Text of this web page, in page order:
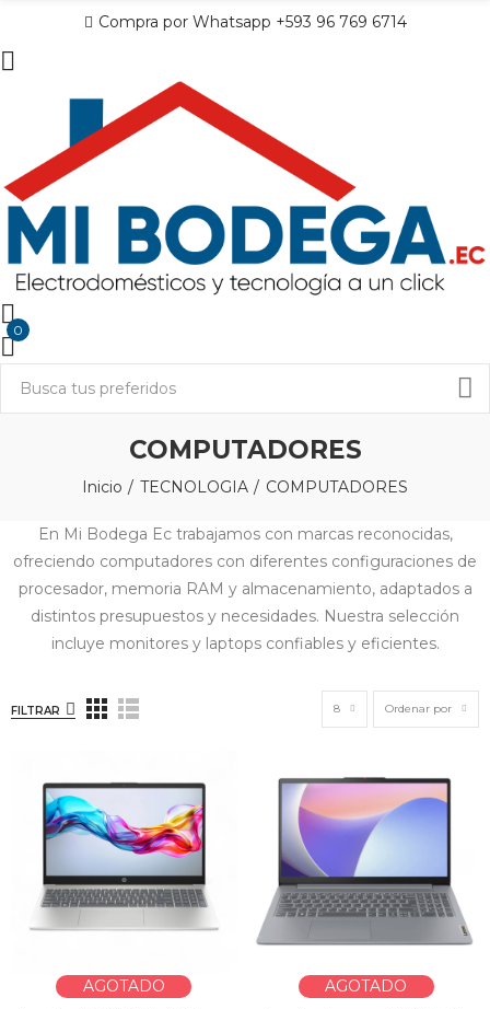
Compra por Whatsapp +593 96 769 6714
0
COMPUTADORES
Inicio TECNOLOGIA COMPUTADORES
En Mi Bodega Ec trabajamos con marcas reconocidas,
ofreciendo computadores con diferentes configuraciones de
procesador, memoria RAM y almacenamiento, adaptados a
distintos presupuestos y necesidades. Nuestra selección
incluye monitores y laptops confiables y eficientes.
FILTRAR 8 Ordenar por
AGOTADO
AGOTADO